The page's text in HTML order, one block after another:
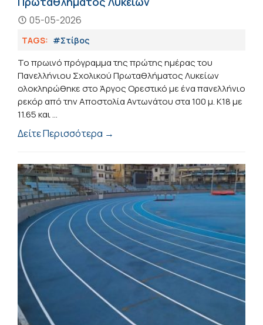
05-05-2026
TAGS: #Στίβος
Το πρωινό πρόγραμμα της πρώτης ημέρας του
Πανελλήνιου Σχολικού Πρωταθλήματος Λυκείων
ολοκληρώθηκε στο Άργος Ορεστικό με ένα πανελλήνιο
ρεκόρ από την Αποστολία Αντωνάτου στα 100 μ. Κ18 με
11.65 και ...
Δείτε Περισσότερα →